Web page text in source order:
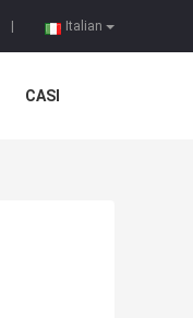
Italian
CASI